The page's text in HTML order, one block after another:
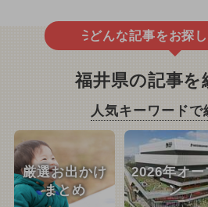
どんな記事をお探
福井県の記事を
人気キーワードで
厳選お出かけ
まとめ
2026年オー
ン